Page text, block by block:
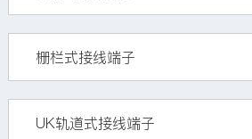
栅栏式接线端子
UK轨道式接线端子